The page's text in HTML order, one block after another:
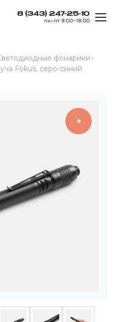
8 (343) 247-25-10
пн–пт 9:00–18:00
фонарики »
Fokus, серо-синий